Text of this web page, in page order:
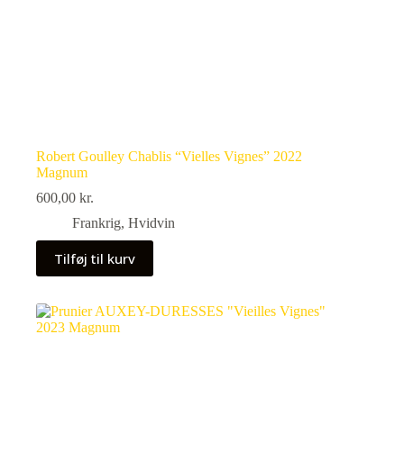
Robert Goulley Chablis “Vielles Vignes” 2022
Magnum
600,00 kr.
Frankrig, Hvidvin
Tilføj til kurv